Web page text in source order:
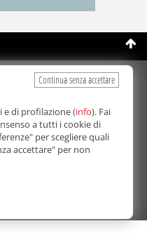
2026
i contenuti, in qualunque
è proibita.
Autorizzazione del
del 21/10/2003
Fabio Ricotta
Policy
Continua senza accettare
e di profilazione (info). Fai
a tutti i cookie di
per scegliere quali
accettare" per non